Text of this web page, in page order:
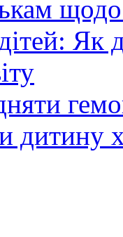
Як
дитину